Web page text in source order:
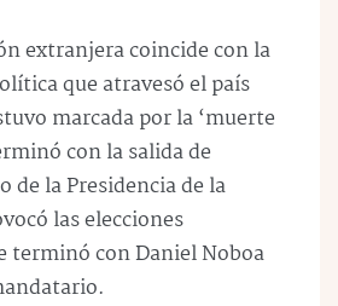
extranjera coincide con la
que atravesó el país
marcada por la ‘muerte
con la salida de
de la Presidencia de la
las elecciones
terminó con Daniel Noboa